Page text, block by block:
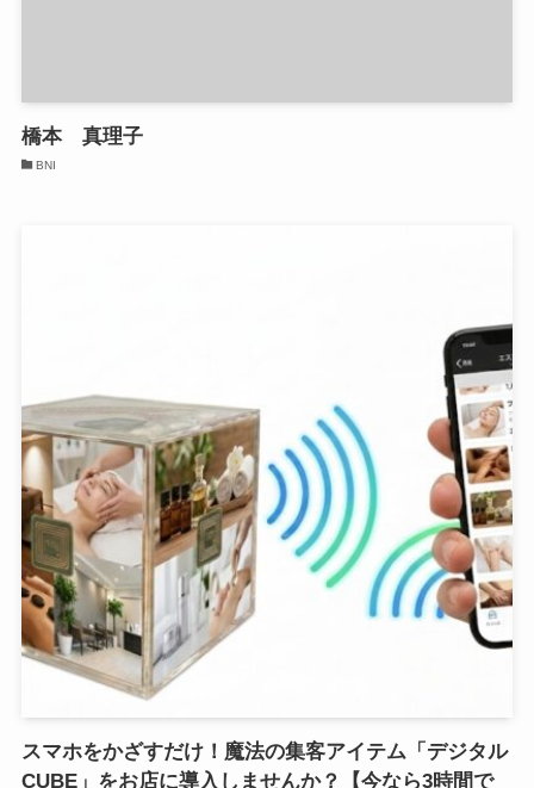
橋本 真理子
BNI
スマホをかざすだけ！魔法の集客アイテム「デジタル
CUBE」をお店に導入しませんか？【今なら3時間で